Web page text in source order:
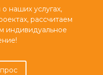
наших услугах,
рассчитаем
индивидуальное